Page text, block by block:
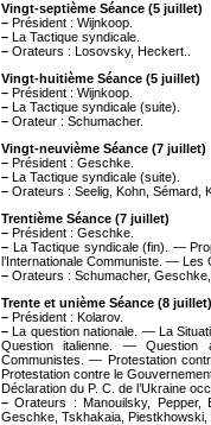
Vingt-septième Séance (5 juillet)
– Président : Wijnkoop.
– La Tactique syndicale.
– Orateurs : Losovsky, Heckert..
Vingt-huitième Séance (5 juillet)
– Président : Wijnkoop.
– La Tactique syndicale (suite).
– Orateur : Schumacher.
Vingt-neuvième Séance (7 juillet)
– Président : Geschke.
– La Tactique syndicale (suite).
– Orateurs : Seelig, Kohn, Sémard,
Trentième Séance (7 juillet)
– Président : Geschke.
– La Tactique syndicale (fin). —
l’Internationale Communiste. — Les
– Orateurs : Schumacher,
Trente et unième Séance (8 juillet)
– Président : Kolarov.
– La question nationale. — La
Question italienne. —
Communistes. — Protestation
Protestation contre le
Déclaration du P. C. de l’Ukraine
– Orateurs : Manouilsky, Pepper,
Geschke, Tskhakaia, Piestkhowski,